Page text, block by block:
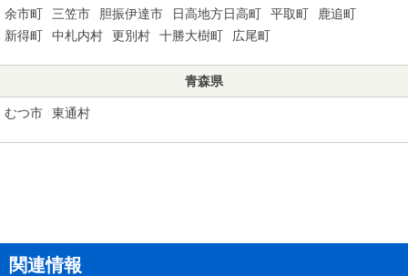
余市町
三笠市 胆振伊達市 日高地方日高町 平取町
鹿追町
新得町
中札内村 更別村 十勝大樹町 広尾町
青森県
むつ市 東通村
関連情報